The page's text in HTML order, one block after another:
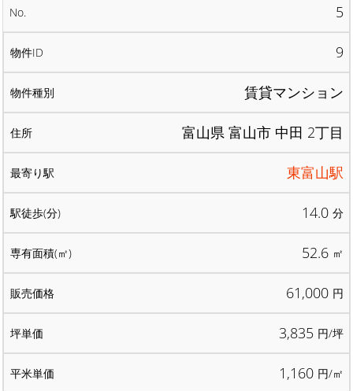
5
9
賃貸マンション
富山県 富山市 中田 2丁目
東富山駅
14.0 分
52.6 ㎡
61,000 円
3,835 円/坪
1,160 円/㎡